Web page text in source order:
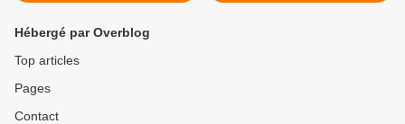
Hébergé par Overblog
Top articles
Pages
Contact